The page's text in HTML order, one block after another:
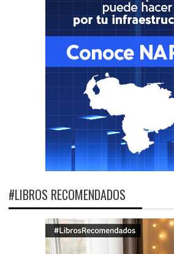
#LIBROS RECOMENDADOS